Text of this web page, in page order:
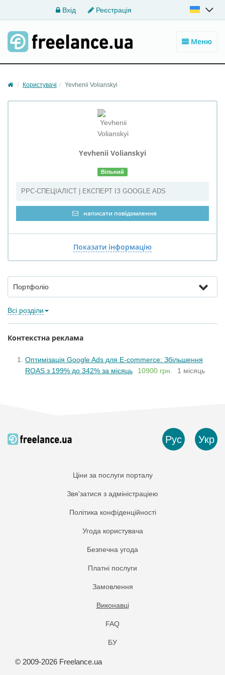
Вхід Реєстрація
Меню
Користувачі Yevhenii Volianskyi
Yevhenii Volianskyi
Вільний
PPC-СПЕЦІАЛІСТ | ЕКСПЕРТ ІЗ GOOGLE ADS
написати повідомлення
Показати інформацію
Портфоліо
Всі розділи
Контекстна реклама
Оптимізація Google Ads для E-commerce: Збільшення
ROAS з 199% до 342% за місяць
10900 грн. 1 місяць
Рус Укр
Ціни за послуги порталу
Звя'затися з адміністраціею
Політика конфіденційності
Угода користувача
Безпечна угода
Платнi послуги
Замовлення
Виконавці
FAQ
БУ
© 2009-2026 Freelance.ua